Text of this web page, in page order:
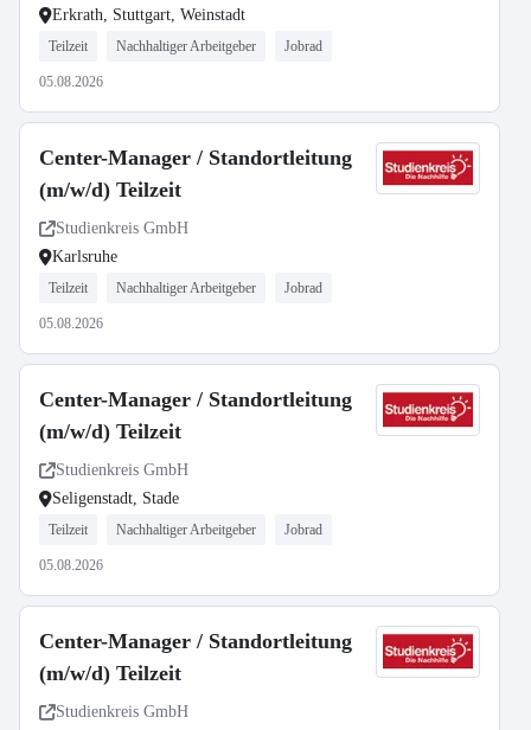
Erkrath, Stuttgart, Weinstadt
Teilzeit Nachhaltiger Arbeitgeber Jobrad
05.08.2026
Center-Manager / Standortleitung
(m/w/d) Teilzeit
Studienkreis GmbH
Karlsruhe
Teilzeit Nachhaltiger Arbeitgeber Jobrad
05.08.2026
Center-Manager / Standortleitung
(m/w/d) Teilzeit
Studienkreis GmbH
Seligenstadt, Stade
Teilzeit Nachhaltiger Arbeitgeber Jobrad
05.08.2026
Center-Manager / Standortleitung
(m/w/d) Teilzeit
Studienkreis GmbH